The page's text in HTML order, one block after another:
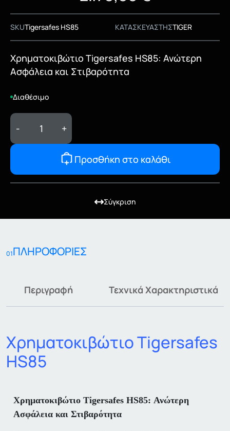
SKUTigersafes HS85 ΚΑΤΑΣΚΕΥΑΣΤΗΣTIGER
Χρηματοκιβώτιο Tigersafes HS85: Ανώτερη
Ασφάλεια και Στιβαρότητα
Διαθέσιμο
- +
Προσθήκη στο καλάθι
Σύγκριση
01ΠΛΗΡΟΦΟΡΙΕΣ
Περιγραφή Τεχνικά Χαρακτηριστικά
Χρηματοκιβώτιο Tigersafes
HS85
Χρηματοκιβώτιο Tigersafes HS85: Ανώτερη
Ασφάλεια και Στιβαρότητα